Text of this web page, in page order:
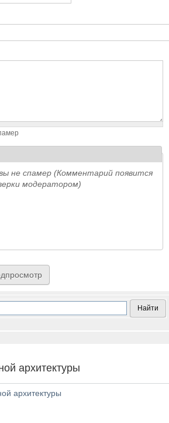
не спамер (Комментарий появится
модератором)
архитектуры
архитектуры